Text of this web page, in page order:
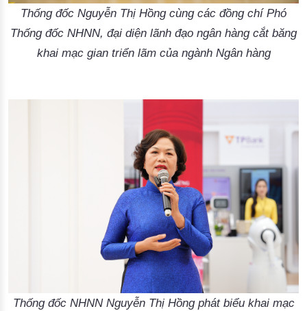
Thống đốc Nguyễn Thị Hồng cùng các đồng chí Phó
Thống đốc NHNN, đại diện lãnh đạo ngân hàng cắt băng
khai mạc gian triển lãm của ngành Ngân hàng
Thống đốc NHNN Nguyễn Thị Hồng phát biểu khai mạc